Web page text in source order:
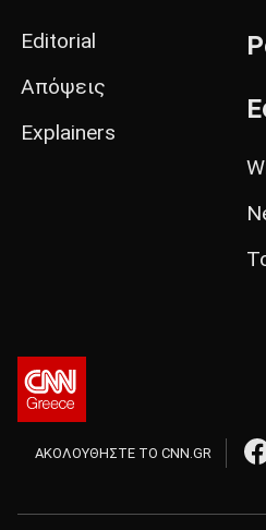
Editorial
Απόψεις
Explainers
ΑΚΟΛΟΥΘΗΣΤΕ ΤΟ CNN.GR